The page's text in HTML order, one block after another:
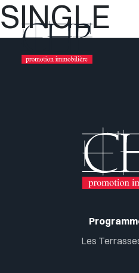
SINGLE
Les